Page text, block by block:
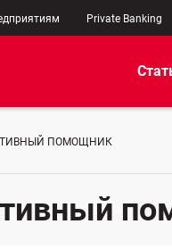
Private Banking
ПОМОЩНИК